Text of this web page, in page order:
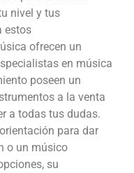
nivel y tus
estos
ofrecen un
en música
poseen un
a la venta
a todas tus dudas.
para dar
o un músico
su